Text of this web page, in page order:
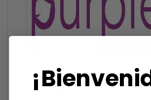
Referencia P1403
Fecha de disponibilidad: 2024-07-02